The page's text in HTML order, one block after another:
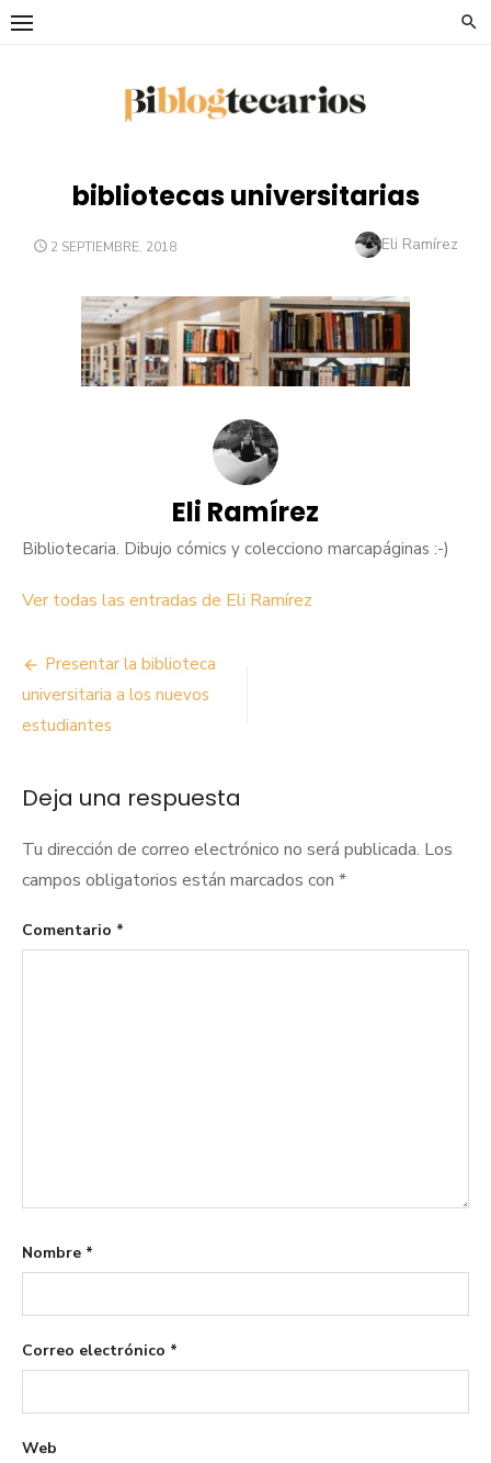
Saltar
bibliotecas universitarias
PUBLICADO
2 SEPTIEMBRE, 2018 Autor
Eli Ramírez
Eli Ramírez
Bibliotecaria. Dibujo cómics y colecciono marcapáginas :-)
Ver todas las entradas de Eli Ramírez
Navegación
de
entradas
Presentar la biblioteca
universitaria a los nuevos
estudiantes
Deja una respuesta
Tu dirección de correo electrónico no será publicada. Los
campos obligatorios están marcados con *
Comentario *
Nombre *
Correo electrónico *
Web